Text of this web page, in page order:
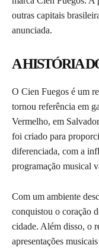
outras capitais
anunciada.
A HISTÓRIA
O Cien Fuegos é um
tornou referência em
Vermelho, em
foi criado para
diferenciada, com a
programação musical
Com um ambiente
conquistou o coração
cidade. Além disso, o
apresentações